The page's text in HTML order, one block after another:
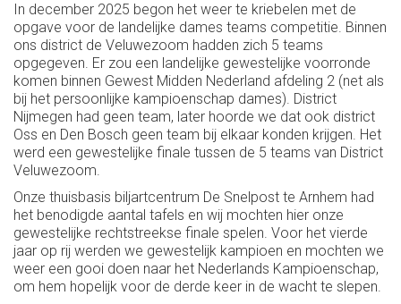
In december 2025 begon het weer te kriebelen met de
opgave voor de landelijke dames teams competitie. Binnen
ons district de Veluwezoom hadden zich 5 teams
opgegeven. Er zou een landelijke gewestelijke voorronde
komen binnen Gewest Midden Nederland afdeling 2 (net als
bij het persoonlijke kampioenschap dames). District
Nijmegen had geen team, later hoorde we dat ook district
Oss en Den Bosch geen team bij elkaar konden krijgen. Het
werd een gewestelijke finale tussen de 5 teams van District
Veluwezoom.
Onze thuisbasis biljartcentrum De Snelpost te Arnhem had
het benodigde aantal tafels en wij mochten hier onze
gewestelijke rechtstreekse finale spelen. Voor het vierde
jaar op rij werden we gewestelijk kampioen en mochten we
weer een gooi doen naar het Nederlands Kampioenschap,
om hem hopelijk voor de derde keer in de wacht te slepen.